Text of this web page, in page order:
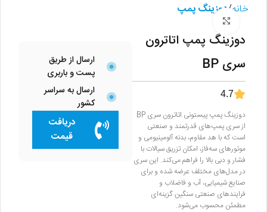
خانه دوزینگ پمپ
ارسال از طریق
پست و باربری
ارسال به سراسر
کشور
دریافت
قیمت
دوزینگ پمپ اتاترون
سری BP
4.7
دوزینگ پمپ پیستونی اتاترون سری BP
از سری پمپ‌های قدرتمند و صنعتی
است که با هد مقاوم، بدنه آلومینیومی و
موتورهای سه‌فاز، امکان تزریق سیالات با
فشار و دبی بالا را فراهم می‌کند. این سری
در مدل‌های مختلف عرضه شده و برای
صنایع شیمیایی، آب و فاضلاب و
فرایندهای صنعتی سنگین گزینه‌ای
مطمئن محسوب می‌شود.